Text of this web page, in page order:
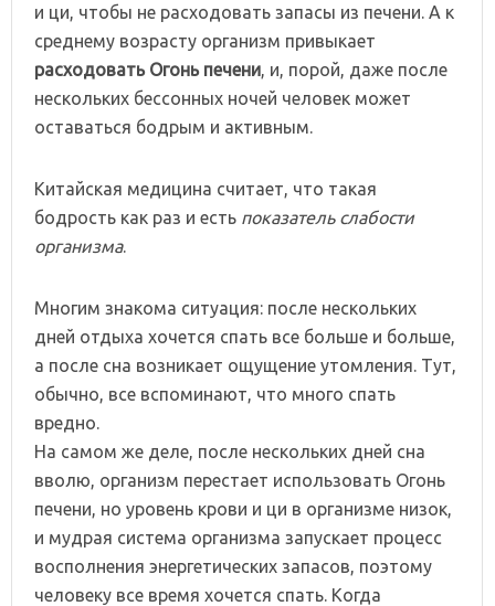
и ци, чтобы не расходовать запасы из печени. А к
среднему возрасту организм привыкает
расходовать Огонь печени, и, порой, даже после
нескольких бессонных ночей человек может
оставаться бодрым и активным.
Китайская медицина считает, что такая
бодрость как раз и есть показатель слабости
организма.
Многим знакома ситуация: после нескольких
дней отдыха хочется спать все больше и больше,
а после сна возникает ощущение утомления. Тут,
обычно, все вспоминают, что много спать
вредно.
На самом же деле, после нескольких дней сна
вволю, организм перестает использовать Огонь
печени, но уровень крови и ци в организме низок,
и мудрая система организма запускает процесс
восполнения энергетических запасов, поэтому
человеку все время хочется спать. Когда